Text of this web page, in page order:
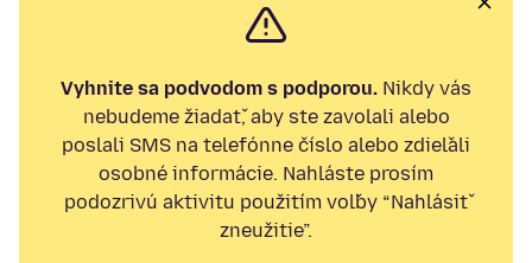
Vyhnite sa podvodom s podporou. Nikdy vás
nebudeme žiadať, aby ste zavolali alebo
poslali SMS na telefónne číslo alebo zdieľali
osobné informácie. Nahláste prosím
podozrivú aktivitu použitím voľby “Nahlásiť
zneužitie”.